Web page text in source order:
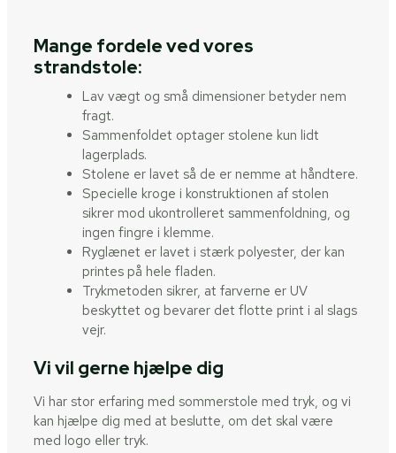
Mange fordele ved vores
strandstole:
Lav vægt og små dimensioner betyder nem
fragt.
Sammenfoldet optager stolene kun lidt
lagerplads.
Stolene er lavet så de er nemme at håndtere.
Specielle kroge i konstruktionen af stolen
sikrer mod ukontrolleret sammenfoldning, og
ingen fingre i klemme.
Ryglænet er lavet i stærk polyester, der kan
printes på hele fladen.
Trykmetoden sikrer, at farverne er UV
beskyttet og bevarer det flotte print i al slags
vejr.
Vi vil gerne hjælpe dig
Vi har stor erfaring med sommerstole med tryk, og vi
kan hjælpe dig med at beslutte, om det skal være
med logo eller tryk.